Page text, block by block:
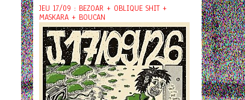
JEU 17/09 : BEZOAR + OBLIQUE SHIT +
MASKARA + BOUCAN